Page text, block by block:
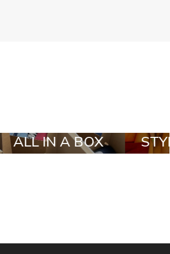
BOX STYLIA OUTFIT